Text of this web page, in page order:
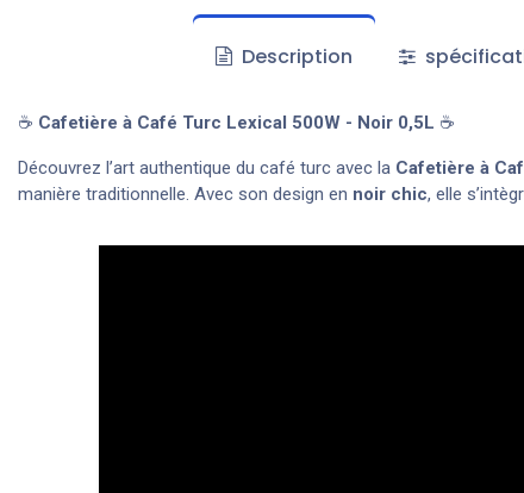
Description
☕ Cafetière à Café Turc Lexical 500W - Noir 0,5L ☕
Découvrez l’art authentique du café turc avec la Cafetière à
manière traditionnelle. Avec son design en noir chic, elle